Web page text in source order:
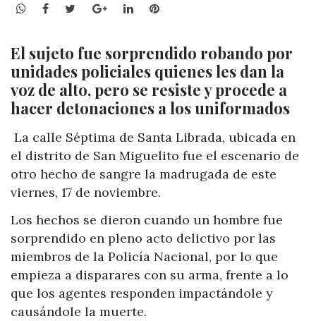
WhatsApp
Facebook
TwitterGoogle+LinkedInPinterest
El sujeto fue sorprendido robando por
unidades policiales quienes les dan la
voz de alto, pero se resiste y procede a
hacer detonaciones a los uniformados
La calle Séptima de Santa Librada, ubicada en
el distrito de San Miguelito fue el escenario de
otro hecho de sangre la madrugada de este
viernes, 17 de noviembre.
Los hechos se dieron cuando un hombre fue
sorprendido en pleno acto delictivo por las
miembros de la Policía Nacional, por lo que
empieza a disparares con su arma, frente a lo
que los agentes responden impactándole y
causándole la muerte.